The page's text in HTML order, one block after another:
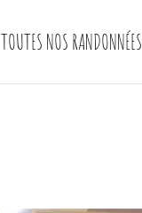
TOUTES NOS RANDONNÉES